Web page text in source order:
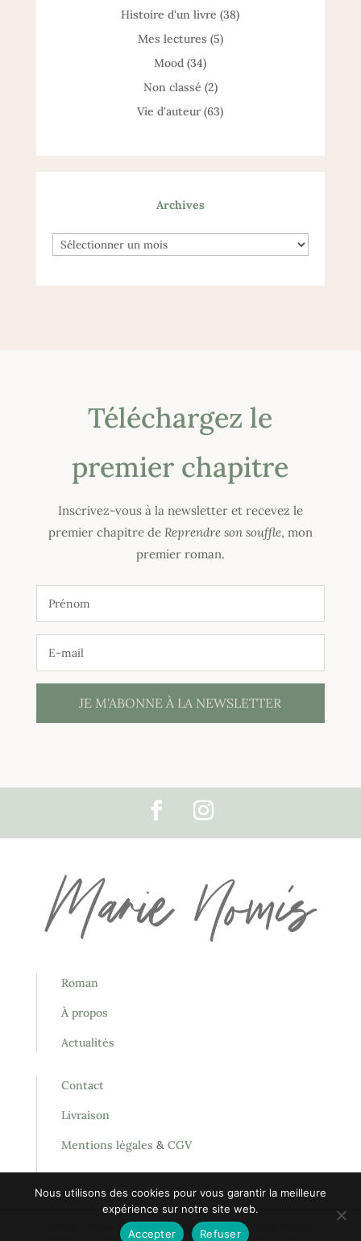
Histoire d'un livre (38)
Mes lectures (5)
Mood (34)
Non classé (2)
Vie d'auteur (63)
Archives
Archives
Téléchargez le
premier chapitre
Inscrivez-vous à la newsletter et recevez le
premier chapitre de Reprendre son souffle, mon
premier roman.
JE M'ABONNE À LA NEWSLETTER
Roman
À propos
Actualités
Contact
Livraison
Mentions légales & CGV
©2020 – Marie Nomis | Réalisation : January Design Studio
Nous utilisons des cookies pour vous garantir la meilleure
expérience sur notre site web.
Accepter
Refuser